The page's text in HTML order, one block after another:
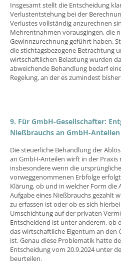
Insgesamt stellt die Entscheidung
Verlustentstehung bei der
Verlustes vollständig anzurechnen
Mehrentnahmen vorausgingen, die
Gewinnzurechnung geführt haben.
die stichtagsbezogene Betrachtung
wirtschaftlichen Belastung wurden
abweichende Behandlung bedarf
Regelung, an der es zumindest
9. Für GmbH-Gesellschafter:
Nießbrauchs an GmbH-Anteilen
Die steuerliche Behandlung der
an GmbH-Anteilen wirft in der Praxis
insbesondere wenn die
vorweggenommenen Erbfolge
Klärung, ob und in welcher Form die
Aufgabe eines Nießbrauchs gezahlt
zu erfassen ist oder ob es sich
Umschichtung auf der privaten
Entscheidend ist unter anderem, ob
das wirtschaftliche Eigentum an den
ist. Genau diese Problematik hatte
Entscheidung vom 20.9.2024 unter
beurteilen.